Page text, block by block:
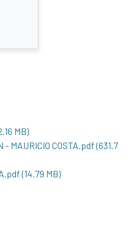
MB)
- MAURICIO COSTA.pdf(631.7
(14.79 MB)